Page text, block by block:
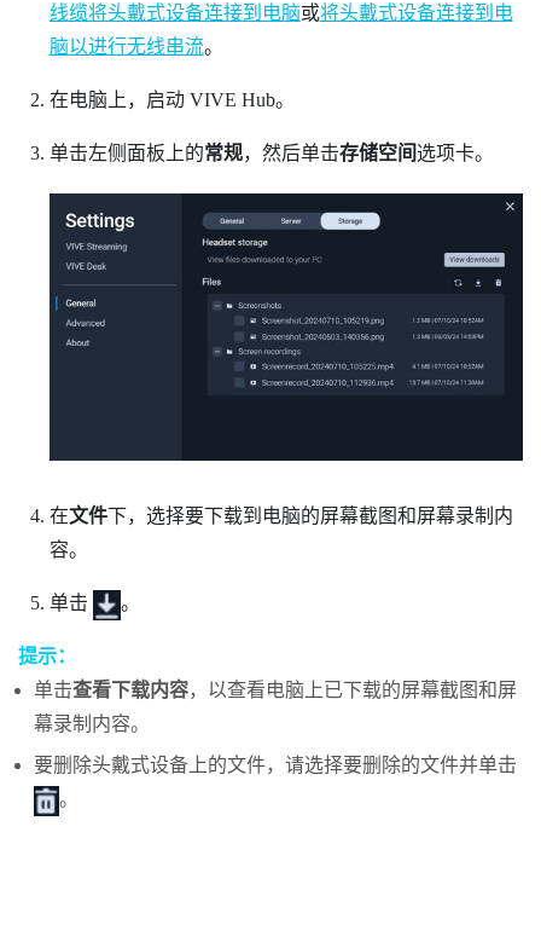
线缆将头戴式设备连接到电脑或将头戴式设备连接到电
脑以进行无线串流。
在电脑上，启动 VIVE Hub。
单击左侧面板上的常规，然后单击存储空间选项卡。
在文件下，选择要下载到电脑的屏幕截图和屏幕录制内
容。
单击 。
提示：
单击查看下载内容，以查看电脑上已下载的屏幕截图和屏
幕录制内容。
要删除头戴式设备上的文件，请选择要删除的文件并单击
。